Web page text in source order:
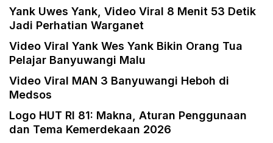
Yank Uwes Yank, Video Viral 8 Menit 53 Detik
Jadi Perhatian Warganet
Video Viral Yank Wes Yank Bikin Orang Tua
Pelajar Banyuwangi Malu
Video Viral MAN 3 Banyuwangi Heboh di
Medsos
Logo HUT RI 81: Makna, Aturan Penggunaan
dan Tema Kemerdekaan 2026